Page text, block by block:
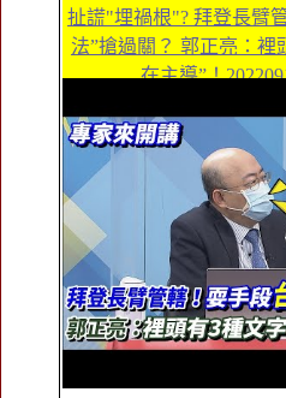
扯謊"埋禍根"? 拜登長臂
法”搶過關？ 郭正亮：裡
在主導”！